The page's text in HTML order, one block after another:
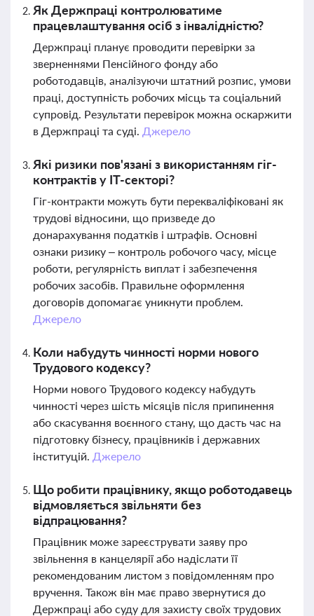
Як Держпраці контролюватиме
працевлаштування осіб з інвалідністю?
Держпраці планує проводити перевірки за
зверненнями Пенсійного фонду або
роботодавців, аналізуючи штатний розпис, умови
праці, доступність робочих місць та соціальний
супровід. Результати перевірок можна оскаржити
в Держпраці та суді. Джерело
Які ризики пов'язані з використанням гіг-
контрактів у IT-секторі?
Гіг-контракти можуть бути перекваліфіковані як
трудові відносини, що призведе до
донарахування податків і штрафів. Основні
ознаки ризику – контроль робочого часу, місце
роботи, регулярність виплат і забезпечення
робочих засобів. Правильне оформлення
договорів допомагає уникнути проблем.
Джерело
Коли набудуть чинності норми нового
Трудового кодексу?
Норми нового Трудового кодексу набудуть
чинності через шість місяців після припинення
або скасування воєнного стану, що дасть час на
підготовку бізнесу, працівників і державних
інституцій. Джерело
Що робити працівнику, якщо роботодавець
відмовляється звільняти без
відпрацювання?
Працівник може зареєструвати заяву про
звільнення в канцелярії або надіслати її
рекомендованим листом з повідомленням про
вручення. Також він має право звернутися до
Держпраці або суду для захисту своїх трудових